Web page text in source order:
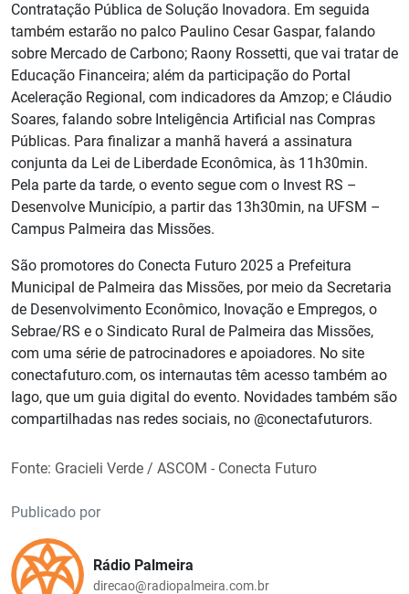
Contratação Pública de Solução Inovadora. Em seguida
também estarão no palco Paulino Cesar Gaspar, falando
sobre Mercado de Carbono; Raony Rossetti, que vai tratar de
Educação Financeira; além da participação do Portal
Aceleração Regional, com indicadores da Amzop; e Cláudio
Soares, falando sobre Inteligência Artificial nas Compras
Públicas. Para finalizar a manhã haverá a assinatura
conjunta da Lei de Liberdade Econômica, às 11h30min.
Pela parte da tarde, o evento segue com o Invest RS –
Desenvolve Município, a partir das 13h30min, na UFSM –
Campus Palmeira das Missões.
São promotores do Conecta Futuro 2025 a Prefeitura
Municipal de Palmeira das Missões, por meio da Secretaria
de Desenvolvimento Econômico, Inovação e Empregos, o
Sebrae/RS e o Sindicato Rural de Palmeira das Missões,
com uma série de patrocinadores e apoiadores. No site
conectafuturo.com, os internautas têm acesso também ao
Iago, que um guia digital do evento. Novidades também são
compartilhadas nas redes sociais, no @conectafuturors.
Fonte: Gracieli Verde / ASCOM - Conecta Futuro
Publicado por
Rádio Palmeira
direcao@radiopalmeira.com.br